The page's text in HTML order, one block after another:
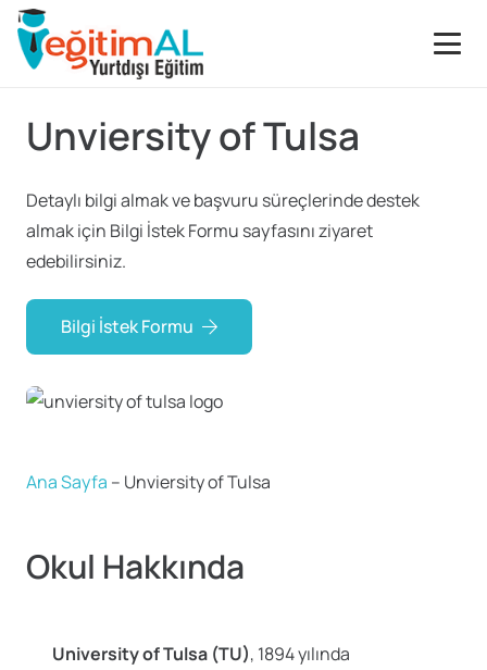
Unviersity of Tulsa
Detaylı bilgi almak ve başvuru süreçlerinde destek
almak için Bilgi İstek Formu sayfasını ziyaret
edebilirsiniz.
Bilgi İstek Formu
Ana Sayfa – Unviersity of Tulsa
Okul Hakkında
University of Tulsa (TU), 1894 yılında